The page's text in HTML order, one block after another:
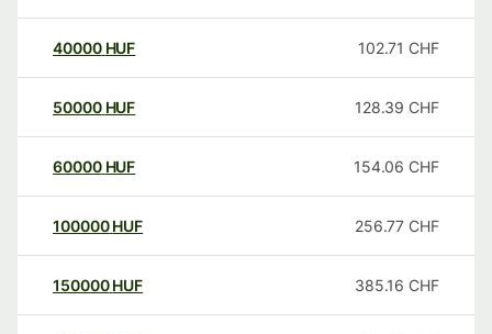
40000 HUF 102.71 CHF
50000 HUF 128.39 CHF
60000 HUF 154.06 CHF
100000 HUF 256.77 CHF
150000 HUF 385.16 CHF